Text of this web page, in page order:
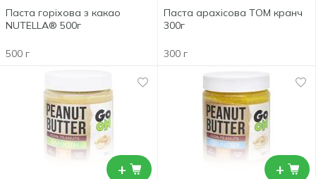
Паста горіхова з какао
NUTELLA® 500г
500 г
Паста арахісова ТOM кранч
300г
300 г
+ +